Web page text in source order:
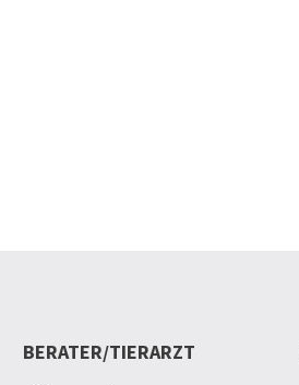
BERATER/TIERARZT